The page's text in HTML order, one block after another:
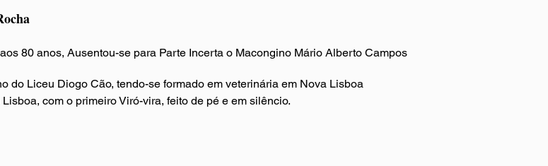
80 anos, Ausentou-se para Parte Incerta o Macongino Mário Alberto Campos
do Liceu Diogo Cão, tendo-se formado em veterinária em Nova Lisboa
Lisboa, com o primeiro Viró-vira, feito de pé e em silêncio.